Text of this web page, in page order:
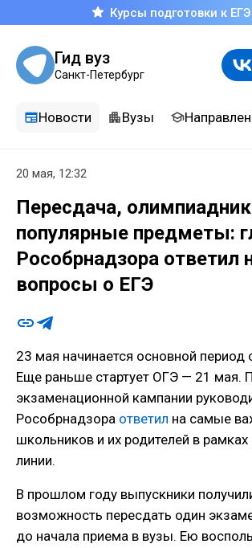
Курсы подготовки к ЕГЭ
Гид вуз
Санкт-Петербург
Новости Вузы
20 мая, 12:32
Пересдача,
популярные предметы:
Рособрнадзора ответил
вопросы о ЕГЭ
23 мая начинается основной период
Еще раньше стартует ОГЭ — 21 мая.
экзаменационной кампании
Рособрнадзора ответил на самые
школьников и их родителей в рамках
линии.
В прошлом году выпускники
возможность пересдать один
до начала приема в вузы. Ею